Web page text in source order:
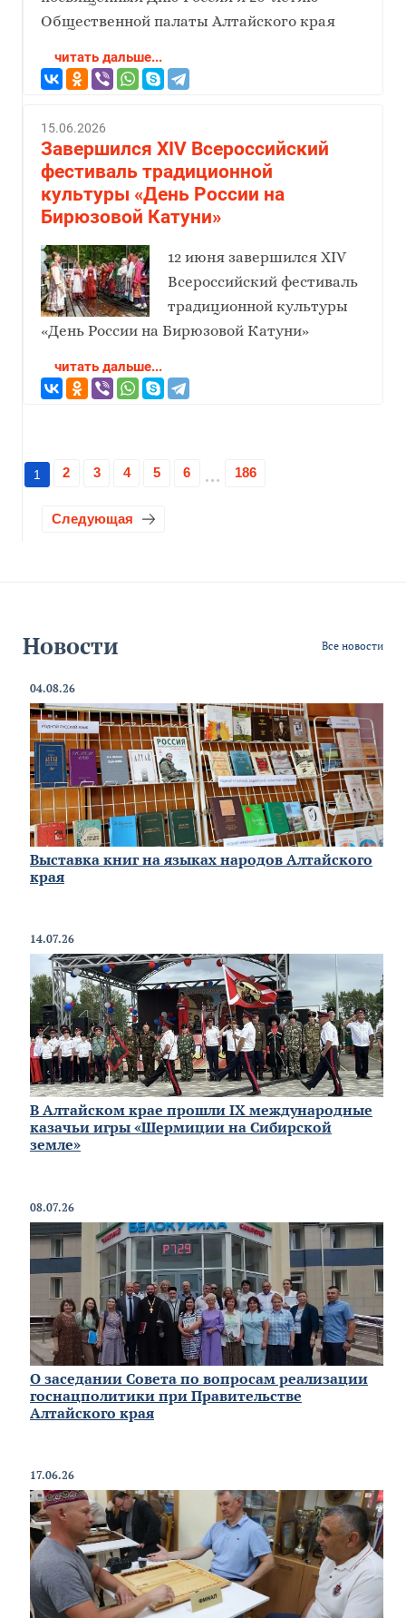
Общественной палаты Алтайского края
читать дальше...
15.06.2026
Завершился XIV Всероссийский
фестиваль традиционной
культуры «День России на
Бирюзовой Катуни»
12 июня завершился XIV
Всероссийский фестиваль
традиционной культуры
«День России на Бирюзовой Катуни»
читать дальше...
1 2 3 4 5 6 186
Следующая
Новости Все новости
04.08.26
Выставка книг на языках народов Алтайского
края
14.07.26
В Алтайском крае прошли IX международные
казачьи игры «Шермиции на Сибирской
земле»
08.07.26
О заседании Совета по вопросам реализации
госнацполитики при Правительстве
Алтайского края
17.06.26